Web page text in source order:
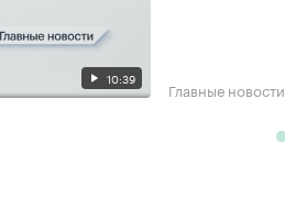
10:39 Главные новости